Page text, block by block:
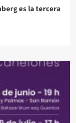
es la tercera